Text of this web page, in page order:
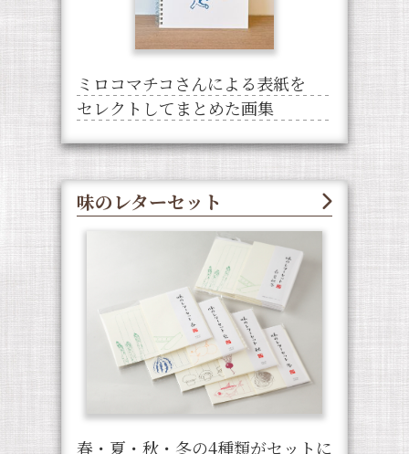
ミロコマチコさんによる表紙を
セレクトしてまとめた画集
味のレターセット
春・夏・秋・冬の4種類がセットに